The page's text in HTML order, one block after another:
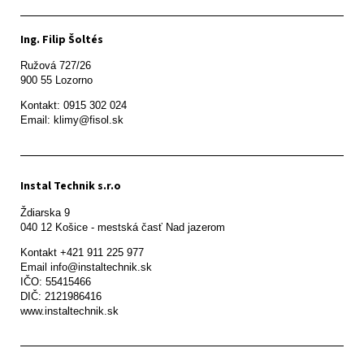
Ing. Filip Šoltés
Ružová 727/26
900 55 Lozorno
Kontakt: 0915 302 024
Email: klimy@fisol.sk
Instal Technik s.r.o
Ždiarska 9
Kontakt +421 911 225 977
Email info@instaltechnik.sk
IČO: 55415466
DIČ: 2121986416
www.instaltechnik.sk